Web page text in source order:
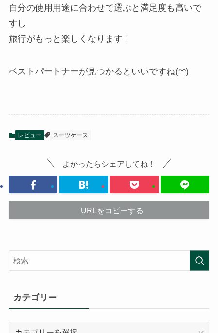
自分の使用用途に合わせて選ぶと満足度も高いで
すし
旅行がもっと楽しくなります！
ベストパートナーが見つかるといいですね(^^)
レビュー スーツケース
よかったらシェアしてね！
URLをコピーする
カテゴリー